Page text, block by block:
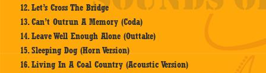
12. Let’s Cross The Bridge
13. Can’t Outrun A Memory (Coda)
14. Leave Well Enough Alone (Outtake)
15. Sleeping Dog (Horn Version)
16. Living In A Coal Country (Acoustic Version)